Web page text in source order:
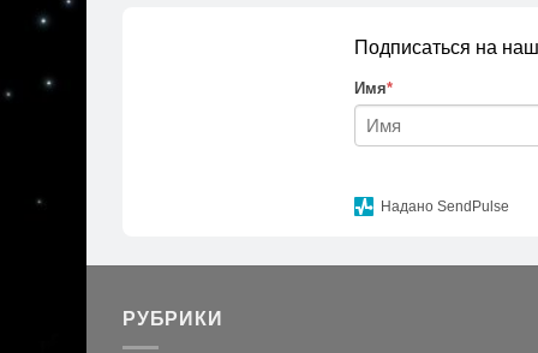
Подписаться на
Имя*
Надано SendPulse
РУБРИКИ